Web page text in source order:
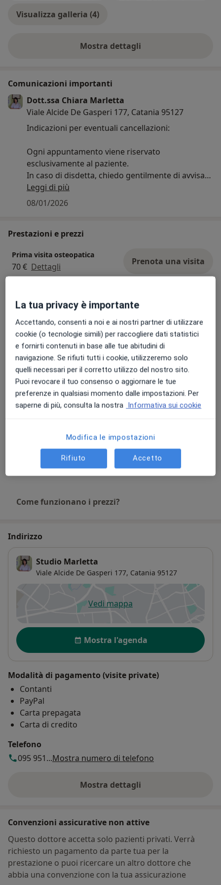
Visualizza galleria (4)
Mostra dettagli
sull'esperienza
Comunicazioni importanti
Dott.ssa Chiara Marletta
Viale Alcide De Gasperi 177, Catania 95127
Indicazioni per eventuali cancellazioni:
Ogni appuntamento viene riservato
esclusivamente al paziente.
In caso di disdetta, chiedo gentilmente di avvisare
con il massimo anticipo possibile.
Le cancellazioni comunicate all’ultimo momento
prenotazioni future.
reciproco.
Leggi di più
08/01/2026
Prestazioni e prezzi
Prima visita osteopatica
70 € Dettagli Prenota una visita
50 € Dettagli Prenota una visita
Valutazione del pavimento
pelvico
50 € Dettagli
Prenota una visita
Trattamento osteopatico
sportivo
50 € Dettagli
Prenota una visita
Trattamento lombalgia
Prenota una visita
+ 13 prestazioni
Come funzionano i prezzi?
Indirizzo
Studio Marletta
Viale Alcide De Gasperi 177, Catania 95127
Vedi mappasi apre in una nuova scheda
Disponibilità
Mostra l'agenda
Modalità di pagamento (visite private)
Contanti
PayPal
Carta prepagata
Carta di credito
Telefono
095 951...Mostra numero di telefono
Mostra dettagli
sull'indirizzo
Convenzioni assicurative non attive
Questo dottore accetta solo pazienti privati. Verrà
richiesto un pagamento da parte tua per la
prestazione o puoi ricercare un altro dottore che
abbia una convenzione con la tua assicurazione
La tua privacy è importante
Accettando, consenti a noi e ai nostri partner di utilizzare
cookie (o tecnologie simili) per raccogliere dati statistici
e fornirti contenuti in base alle tue abitudini di
navigazione. Se rifiuti tutti i cookie, utilizzeremo solo
quelli necessari per il corretto utilizzo del nostro sito.
Puoi revocare il tuo consenso o aggiornare le tue
preferenze in qualsiasi momento dalle impostazioni. Per
saperne di più, consulta la nostra Informativa sui cookie
Modifica le impostazioni
Rifiuto Accetto